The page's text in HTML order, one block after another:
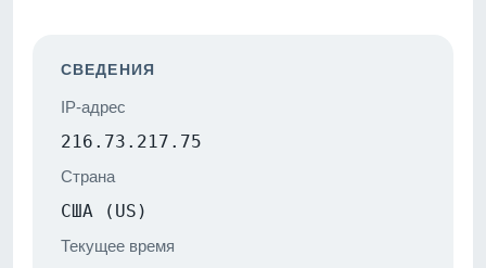
СВЕДЕНИЯ
IP-адрес
216.73.217.75
Страна
США (US)
Текущее время